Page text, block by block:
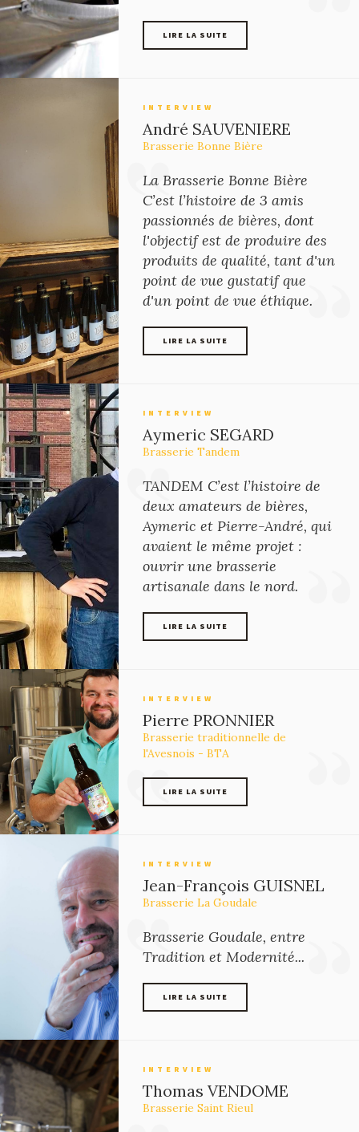
LIRE LA SUITE
INTERVIEW
André SAUVENIERE
Brasserie Bonne Bière
La Brasserie Bonne Bière
C’est l’histoire de 3 amis
passionnés de bières, dont
l'objectif est de produire des
produits de qualité, tant d'un
point de vue gustatif que
d'un point de vue éthique.
LIRE LA SUITE
INTERVIEW
Aymeric SEGARD
Brasserie Tandem
TANDEM C’est l’histoire de
deux amateurs de bières,
Aymeric et Pierre-André, qui
avaient le même projet :
ouvrir une brasserie
artisanale dans le nord.
LIRE LA SUITE
INTERVIEW
Pierre PRONNIER
Brasserie traditionnelle de
l'Avesnois - BTA
LIRE LA SUITE
INTERVIEW
Jean-François GUISNEL
Brasserie La Goudale
Brasserie Goudale, entre
Tradition et Modernité...
LIRE LA SUITE
INTERVIEW
Thomas VENDOME
Brasserie Saint Rieul